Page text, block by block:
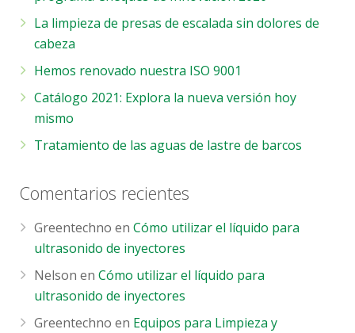
La limpieza de presas de escalada sin dolores de
cabeza
Hemos renovado nuestra ISO 9001
Catálogo 2021: Explora la nueva versión hoy
mismo
Tratamiento de las aguas de lastre de barcos
Comentarios recientes
Greentechno enCómo utilizar el líquido para
ultrasonido de inyectores
Nelson enCómo utilizar el líquido para
ultrasonido de inyectores
Greentechno en Equipos para Limpieza y